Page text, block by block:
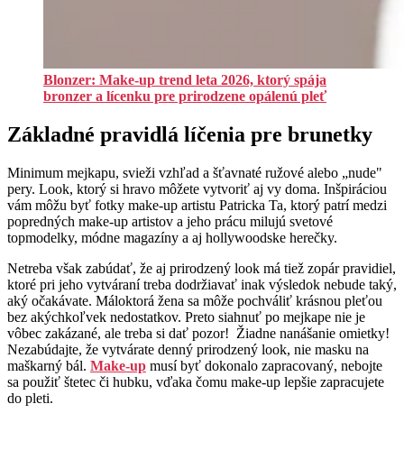
Blonzer: Make-up trend leta 2026, ktorý spája
bronzer a lícenku pre prirodzene opálenú pleť
Základné pravidlá líčenia pre brunetky
Minimum mejkapu, svieži vzhľad a šťavnaté ružové alebo „nude"
pery. Look, ktorý si hravo môžete vytvoriť aj vy doma. Inšpiráciou
vám môžu byť fotky make-up artistu Patricka Ta, ktorý patrí medzi
popredných make-up artistov a jeho prácu milujú svetové
topmodelky, módne magazíny a aj hollywoodske herečky.
Netreba však zabúdať, že aj prirodzený look má tiež zopár pravidiel,
ktoré pri jeho vytváraní treba dodržiavať inak výsledok nebude taký,
aký očakávate. Máloktorá žena sa môže pochváliť krásnou pleťou
bez akýchkoľvek nedostatkov. Preto siahnuť po mejkape nie je
vôbec zakázané, ale treba si dať pozor! Žiadne nanášanie omietky!
Nezabúdajte, že vytvárate denný prirodzený look, nie masku na
maškarný bál. Make-up musí byť dokonalo zapracovaný, nebojte
sa použiť štetec či hubku, vďaka čomu make-up lepšie zapracujete
do pleti.